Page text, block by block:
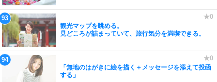
観光マップを眺める。
見どころが詰まっていて、旅行気分を満喫できる。
「無地のはがきに絵を描く＋メッセージを添えて投函
する」